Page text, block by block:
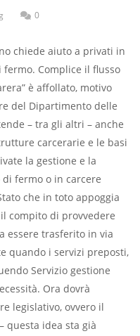
0
chiede aiuto a privati in
Complice il flusso
è affollato, motivo
del Dipartimento delle
– tra gli altri – anche
carcerarie e le basi
la gestione e la
fermo o in carcere
che in toto appoggia
compito di provvedere
essere trasferito in via
quando i servizi preposti,
Servizio gestione
Ora dovrà
legislativo, ovvero il
questa idea sta già